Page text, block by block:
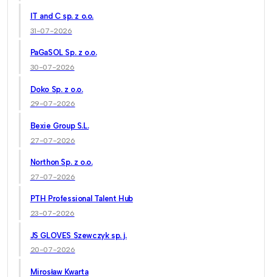
IT and C sp. z o.o.
31-07-2026
PaGaSOL Sp. z o.o.
30-07-2026
Doko Sp. z o.o.
29-07-2026
Bexie Group S.L.
27-07-2026
Northon Sp. z o.o.
27-07-2026
PTH Professional Talent Hub
23-07-2026
JS GLOVES Szewczyk sp. j.
20-07-2026
Mirosław Kwarta